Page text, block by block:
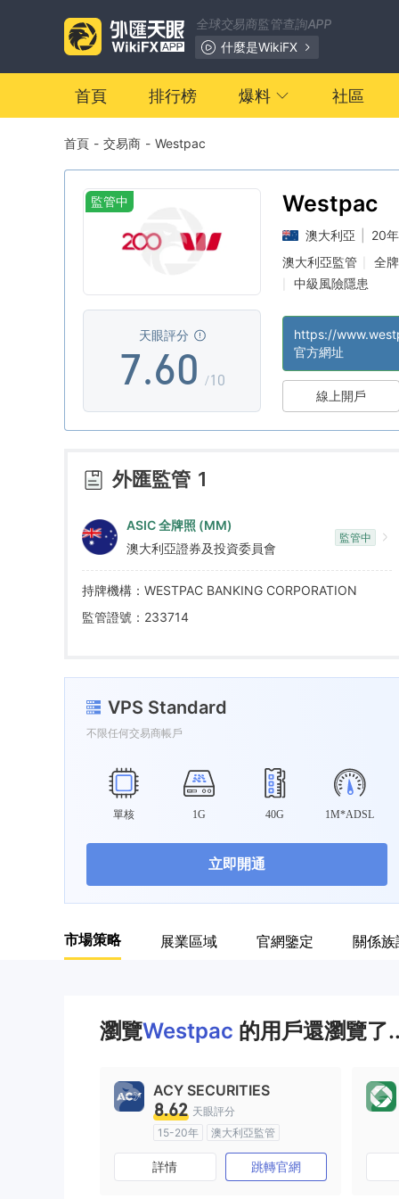
全球交易商監管查詢APP
什麼是WikiFX
首頁 排行榜 爆料 社區
首頁 - 交易商 - Westpac
監管中
天眼評分
1
2
3
4
5
6
7
8
9
.
0
1
2
4
5
6
7
8
9
0
1
2
3
4
5
6
7
8
9
/10
Westpac
澳大利亞
20
澳大利亞監管
全
中級風險隱患
https://
官方網址
線上開戶
外匯監管 1
ASIC 全牌照 (MM)
澳大利亞證券及投資委員會
監管中
持牌機構：WESTPAC BANKING CORPORATION
監管證號：233714
VPS Standard
不限任何交易商帳戶
單核 1G 40G 1M*ADSL
立即開通
市場策略 展業區域 官網鑒定 關係族
瀏覽Westpac 的用戶還瀏覽了
ACY SECURITIES
8.62 天眼評分
15-20年
澳大利亞監管
全牌照 (MM)
主標MT4
詳情 跳轉官網